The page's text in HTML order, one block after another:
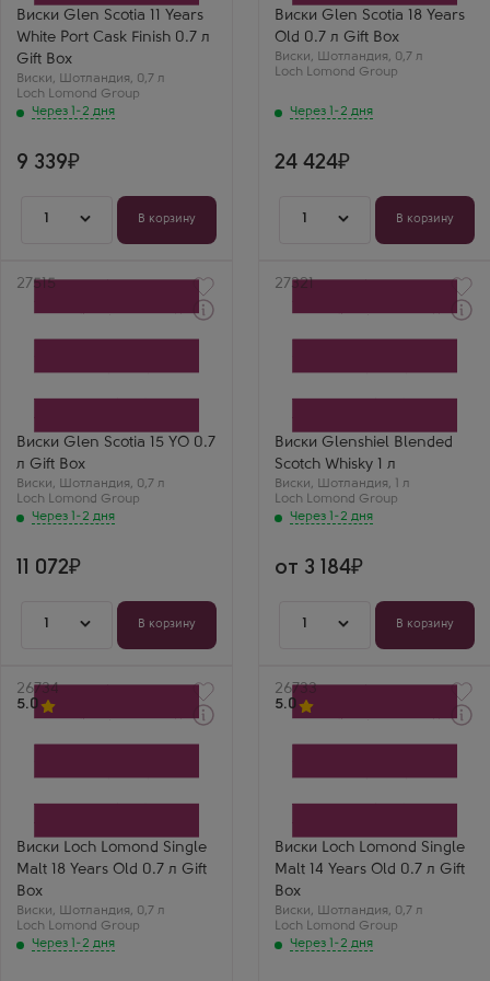
Виски Glen Scotia 11 Years
White Port Cask Finish 0.7 л
Gift Box
Виски, Шотландия, 0,7 л
Loch Lomond Group
Через 1-2 дня
Бренд
Glen Scotia
Регион
Кэмпбелтаун
Выдержка
11 лет
9 339
1 В корзину
Виски Glen Scotia 18 Years
Old 0.7 л Gift Box
Виски, Шотландия, 0,7 л
Loch Lomond Group
Через 1-2 дня
Glen Scotia
Регион
Кэмпбелтаун
Выдержка
18 лет
24 424
1 В корзину
Артикул
27515
Виски Glen Scotia 15 YO 0.7
л Gift Box
Виски, Шотландия, 0,7 л
Loch Lomond Group
Через 1-2 дня
подарочной упаковке
Glen Scotia
Регион
Кэмпбелтаун
Выдержка
15 лет
11 072
1 В корзину
Артикул
27321
Виски Glenshiel Blended
Scotch Whisky 1 л
Виски, Шотландия,
1 л
Loch Lomond Group
Через 1-2 дня
Виски
Хайленд (Высокогорье)
от 3 184
1 В корзину
Артикул
26734
5.0
Виски Loch Lomond Single
Malt 18 Years Old 0.7 л Gift
Box
Виски, Шотландия, 0,7 л
Loch Lomond Group
Через 1-2 дня
18 Лет в подарочной
Регион
Хайленд (Высокогорье)
Выдержка
18 лет
Дмитрий М.
Четырнадцать лет
выдержки дали
отличную плотность.
Артикул
26733
5.0
Виски Loch Lomond Single
Malt 14 Years Old 0.7 л Gift
Box
Виски, Шотландия, 0,7 л
Loch Lomond Group
Через 1-2 дня
14 Лет в подарочной
Регион
Хайленд (Высокогорье)
Выдержка
14 лет
Петр М.
Десять лет
классического
солода. Самый